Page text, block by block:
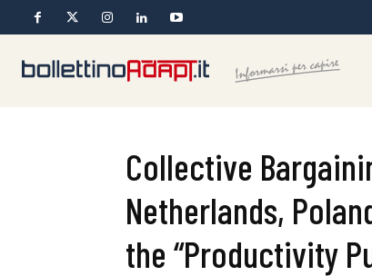
Collective
Netherlands,
the “Productivity